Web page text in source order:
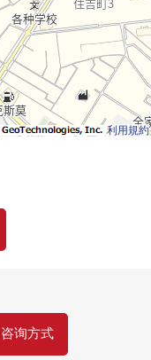
利用規約
咨询方式